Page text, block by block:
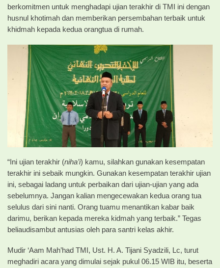
berkomitmen untuk menghadapi ujian terakhir di TMI ini dengan
husnul khotimah dan memberikan persembahan terbaik untuk
khidmah kepada kedua orangtua di rumah.
“Ini ujian terakhir (niha’i) kamu, silahkan gunakan kesempatan
terakhir ini sebaik mungkin. Gunakan kesempatan terakhir ujian
ini, sebagai ladang untuk perbaikan dari ujian-ujian yang ada
sebelumnya. Jangan kalian mengecewakan kedua orang tua
selulus dari sini nanti. Orang tuamu menantikan kabar baik
darimu, berikan kepada mereka kidmah yang terbaik.” Tegas
beliaudisambut antusias oleh para santri kelas akhir.
Mudir ‘Aam Mah’had TMI, Ust. H. A. Tijani Syadzili, Lc, turut
meghadiri acara yang dimulai sejak pukul 06.15 WIB itu, beserta